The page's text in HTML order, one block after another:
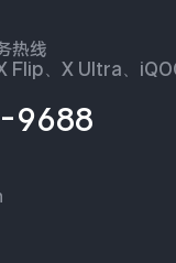
热线
Flip、X Ultra、
9688